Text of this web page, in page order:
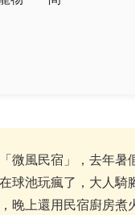
微風民宿」，去年暑
球池玩瘋了，大人騎
晚上還用民宿廚房煮